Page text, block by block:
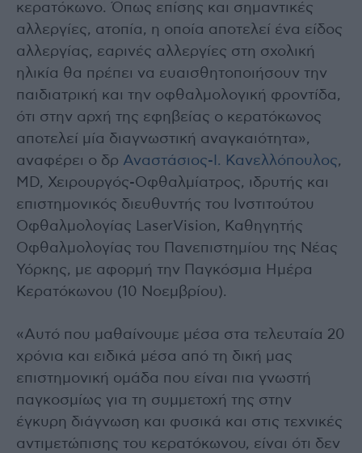
κερατόκωνο. Όπως επίσης και σημαντικές
αλλεργίες, ατοπία, η οποία αποτελεί ένα είδος
αλλεργίας, εαρινές αλλεργίες στη σχολική
ηλικία θα πρέπει να ευαισθητοποιήσουν την
παιδιατρική και την οφθαλμολογική φροντίδα,
ότι στην αρχή της εφηβείας ο κερατόκωνος
αποτελεί μία διαγνωστική αναγκαιότητα»,
αναφέρει ο δρ Αναστάσιος-Ι. Κανελλόπουλος,
MD, Χειρουργός-Οφθαλμίατρος, ιδρυτής και
επιστημονικός διευθυντής του Ινστιτούτου
Οφθαλμολογίας LaserVision, Καθηγητής
Οφθαλμολογίας του Πανεπιστημίου της Νέας
Υόρκης, με αφορμή την Παγκόσμια Ημέρα
Κερατόκωνου (10 Νοεμβρίου).
«Αυτό που μαθαίνουμε μέσα στα τελευταία 20
χρόνια και ειδικά μέσα από τη δική μας
επιστημονική ομάδα που είναι πια γνωστή
παγκοσμίως για τη συμμετοχή της στην
έγκυρη διάγνωση και φυσικά και στις τεχνικές
αντιμετώπισης του κερατόκωνου, είναι ότι δεν